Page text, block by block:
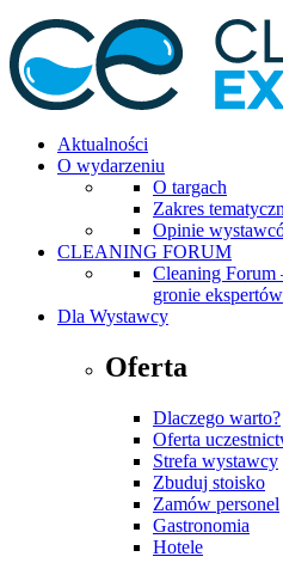
Aktualności
O wydarzeniu
O targach
Zakres
Opinie
CLEANING FORUM
Cleaning Forum
gronie ekspertów
Dla Wystawcy
Oferta
Dlaczego warto?
Oferta
Strefa wystawcy
Zbuduj stoisko
Zamów personel
Gastronomia
Hotele